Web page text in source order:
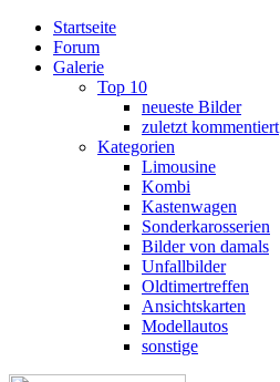
Startseite
Forum
Galerie
Top 10
neueste Bilder
zuletzt kommentiert
Kategorien
Limousine
Kombi
Kastenwagen
Sonderkarosserien
Bilder von damals
Unfallbilder
Oldtimertreffen
Ansichtskarten
Modellautos
sonstige